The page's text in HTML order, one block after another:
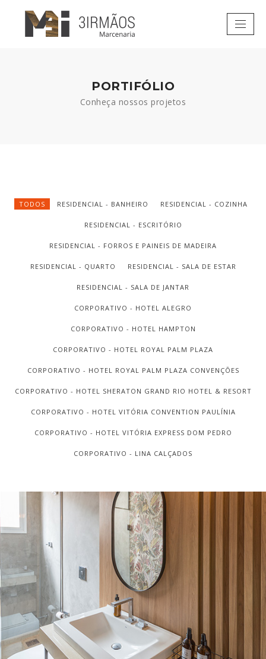
PORTIFÓLIO
Conheça nossos projetos
TODOS RESIDENCIAL - BANHEIRO RESIDENCIAL - COZINHA
RESIDENCIAL - ESCRITÓRIO
RESIDENCIAL - FORROS E PAINEIS DE MADEIRA
RESIDENCIAL - QUARTO RESIDENCIAL - SALA DE ESTAR
RESIDENCIAL - SALA DE JANTAR
CORPORATIVO - HOTEL ALEGRO
CORPORATIVO - HOTEL HAMPTON
CORPORATIVO - HOTEL ROYAL PALM PLAZA
CORPORATIVO - HOTEL ROYAL PALM PLAZA CONVENÇÕES
CORPORATIVO - HOTEL SHERATON GRAND RIO HOTEL & RESORT
CORPORATIVO - HOTEL VITÓRIA CONVENTION PAULÍNIA
CORPORATIVO - HOTEL VITÓRIA EXPRESS DOM PEDRO
CORPORATIVO - LINA CALÇADOS